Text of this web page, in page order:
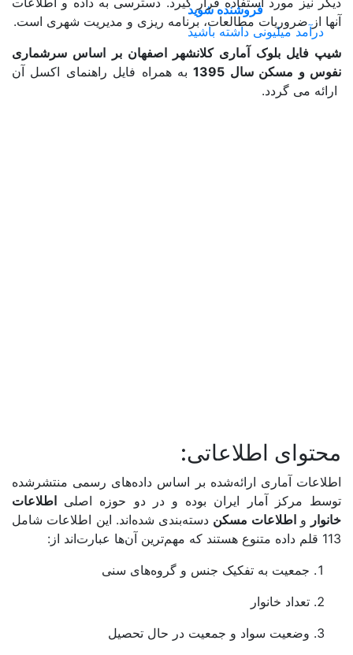
فروشنده شوید
درآمد میلیونی داشته باشید
آنها از ضروریات مطالعات، برنامه ­ریزی و مدیریت شهری است.
شیپ فایل بلوک آماری کلانشهر اصفهان بر اساس سرشماری
نفوس و مسکن سال 1395
به همراه فایل راهنمای اکسل آن
ارائه می گردد.
محتوای اطلاعاتی:
اطلاعات آماری ارائه‌شده بر اساس داده‌های رسمی منتشرشده
توسط مرکز آمار ایران بوده و در دو حوزه اصلی اطلاعات
خانوار واطلاعات مسکن دسته‌بندی شده‌اند. این اطلاعات شامل
113 قلم داده متنوع هستند که مهم‌ترین آن‌ها عبارت‌اند از:
جمعیت به تفکیک جنس و گروه‌های سنی
تعداد خانوار
وضعیت سواد و جمعیت در حال تحصیل